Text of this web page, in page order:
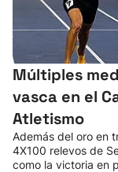
Múltiples
vasca en el
Atletismo
Además del oro en
4X100 relevos de
como la victoria en